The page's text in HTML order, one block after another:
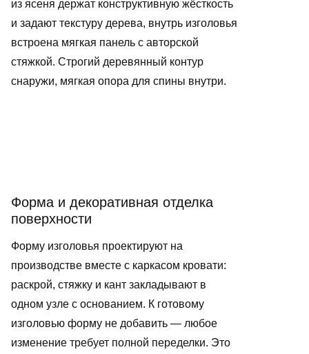
из ясеня держат конструктивную жёсткость
и задают текстуру дерева, внутрь изголовья
встроена мягкая панель с авторской
стяжкой. Строгий деревянный контур
снаружи, мягкая опора для спины внутри.
Форма и декоративная отделка
поверхности
Форму изголовья проектируют на
производстве вместе с каркасом кровати:
раскрой, стяжку и кант закладывают в
одном узле с основанием. К готовому
изголовью форму не добавить — любое
изменение требует полной переделки. Это